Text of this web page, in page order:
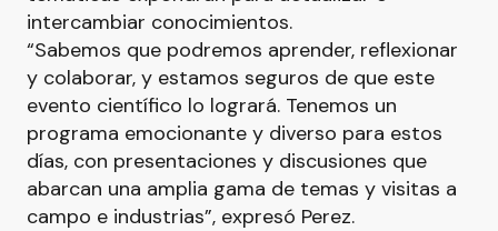
intercambiar conocimientos.
“Sabemos que podremos aprender, reflexionar
y colaborar, y estamos seguros de que este
evento científico lo logrará. Tenemos un
programa emocionante y diverso para estos
días, con presentaciones y discusiones que
abarcan una amplia gama de temas y visitas a
campo e industrias”, expresó Perez.